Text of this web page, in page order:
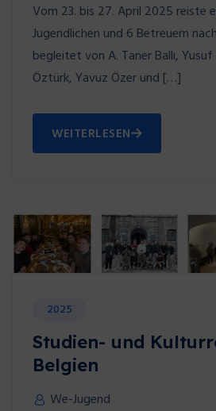
Vom 23. bis 27. April 2025 reiste
Jugendlichen und 6 Betreuern
begleitet von A. Taner Ballı,
Öztürk, Yavuz Özer und […]
WEITERLESEN
2025
Studien- und
Belgien
We-Jugend